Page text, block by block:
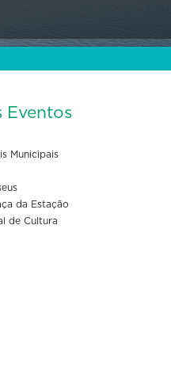
Eventos
Municipais
da Estação
de Cultura